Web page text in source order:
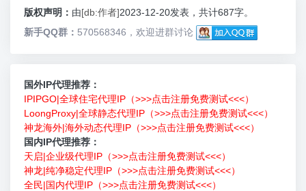
版权声明： 由[db:作者]2023-12-20发表，共计687字。
新手QQ群： 570568346，欢迎进群讨论
国外IP代理推荐：
IPIPGO|全球住宅代理IP（>>>点击注册免费测试<<<）
LoongProxy|全球静态代理IP（>>>点击注册免费测试<<<）
神龙海外|海外动态代理IP（>>>点击注册免费测试<<<）
国内IP代理推荐：
天启|企业级代理IP（>>>点击注册免费测试<<<）
神龙|纯净稳定代理IP（>>>点击注册免费测试<<<）
全民|国内代理IP（>>>点击注册免费测试<<<）